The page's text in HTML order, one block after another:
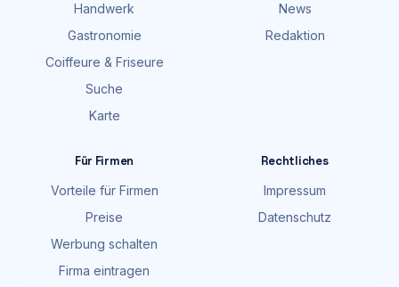
Handwerk
Gastronomie
Coiffeure & Friseure
Suche
Karte
News
Redaktion
Für Firmen
Vorteile für Firmen
Preise
Werbung schalten
Firma eintragen
Rechtliches
Impressum
Datenschutz